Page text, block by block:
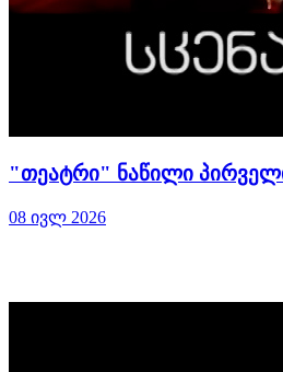
"თეატრი" ნაწილი პირველი
08 ივლ 2026